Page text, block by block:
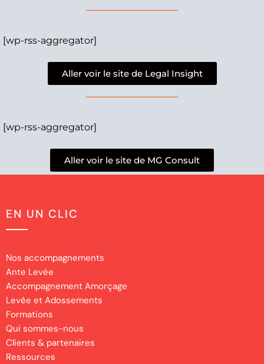
[wp-rss-aggregator]
Aller voir le site de Legal Insight
[wp-rss-aggregator]
Aller voir le site de MG Consult
EN UN CLIC
Nos accompagnements
Ante Levée
Accompagnement Amorçage
Levée et Adossements
Formations
Qui sommes-nous
Clients & partenaires
Ressources